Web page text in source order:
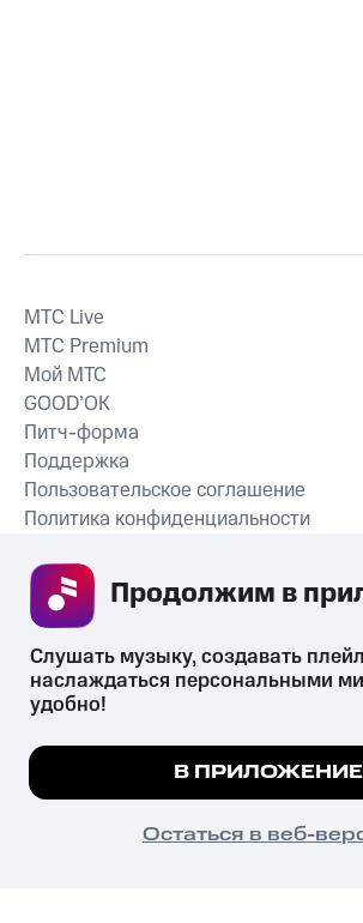
СКАЧАТЬ
MTС Live
MTС Premium
Мой МТС
GOOD’OK
Питч-форма
Поддержка
Пользовательское соглашение
Политика конфиденциальности
психотропных веществ, их аналогов
их незаконный оборот запрещён и влечёт
законодательством ответственность.
© 2026 ООО «КИОН».
Все права защищены
Мы используем куки, чтобы на
Подробнее
ПОНЯТНО
Слушать музыку, создавать
наслаждаться персональными
удобно!
В ПРИЛОЖЕНИЕ
Остаться в веб-